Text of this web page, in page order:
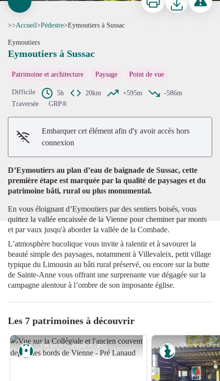
Voir l'image en plein écran
>>Accueil>Pédestre>Eymoutiers à Sussac
Eymoutiers
Eymoutiers à Sussac
Patrimoine et architecture Paysage Point de vue
Difficile 5h 20km +595m
-586m
Traversée
GRP®
Embarquer cet élément afin d'y avoir accès hors
connexion
D’Eymoutiers au plan d’eau de baignade de Sussac, cette
première étape est marquée par la qualité de paysages et du
patrimoine bâti, rural ou plus monumental.
En vous éloignant d’Eymoutiers par des sentiers boisés, vous
quittez la vallée encaissée de la Vienne pour cheminer par monts
et par vaux jusqu'à aborder la vallée de la Combade.
L’atmosphère bucolique vous invite à ralentir et à savourer la
beauté simple des paysages, notamment à Villevaleix, petit village
typique du Limousin au bâti rural préservé, ou encore sur la butte
de Sainte-Anne vous offrant une surprenante vue dégagée sur la
campagne alentour à l’ombre de son imposante église.
Les 7 patrimoines à découvrir
Vue sur la Collégiale et l'ancien couvent depuis les bords de Vienne - Pré Lanaud - Aurélien Clavreul - PETR du Pays Monts et Barrages
Patrimoine Art